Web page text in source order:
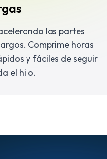
las partes
Comprime horas
y fáciles de seguir
el hilo.